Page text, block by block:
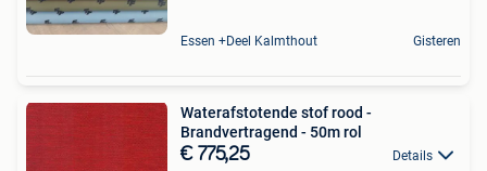
Essen +Deel Kalmthout Gisteren
Waterafstotende stof rood -
Brandvertragend - 50m rol
€ 775,25 Details